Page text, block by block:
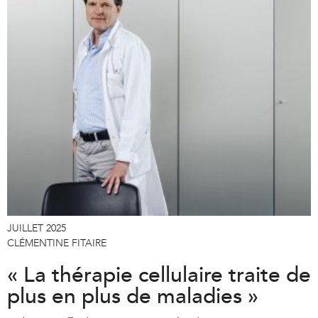
JUILLET 2025
CLÉMENTINE FITAIRE
« La thérapie cellulaire traite de
plus en plus de maladies »